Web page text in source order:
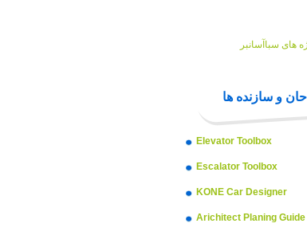
های سباآسانبر
و سازنده ها
Elevator Toolbox
Escalator Toolbox
KONE Car Designer
Arichitect Planing Guide